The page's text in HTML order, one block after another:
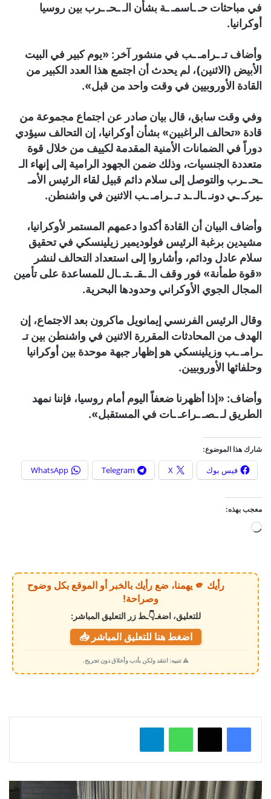
في مباحثات حـ ـاسمـ ـة بشأن الـ ـحـ ـرب بين روسيا
أوكرانيا.
وأضاف تـ ـرامـ ـب في منشور آخر: «يوم كبير في البيت
الأبيض (الاثنين)، لم يحدث أن اجتمع هذا العدد الكبير من
القادة الأوروبيين في وقت واحد من قبل».
وفي وقت سابق، قال بيان صادر عن اجتماع مجموعة من
قادة «تحالف الراغبين» بشأن أوكرانيا، إن التحالف سيؤدي
دوراً في الضمانات الأمنية المقدمة لكييف من خلال قوة
متعددة الجنسيات، وذلك ضمن الجهود الرامية إلى إنهاء الـ
ـحـ ـرب والتوصل إلى سلام دائم قبيل لقاء الرئيس الأمـ
ـيركـ ـي دونـ ـالـ ـد تـ ـرامـ ـب الاثنين في واشنطن.
وأضاف البيان أن القادة أكدوا دعمهم المستمر لأوكرانيا،
مشيدين برغبة الرئيس فولوديمير زيلينسكي في تحقيق
سلام عادل ودائم، وأشاروا إلى استعداد التحالف لنشر
«قوة طمأنة» فور وقف الـ ـقـ ـتـ ـال للمساعدة على تأمين
المجال الجوي الأوكراني وحدودها البحرية.
وقال الرئيس الفرنسي إيمانويل ماكرون بعد الاجتماع، إن
الهدف من المحادثات المقررة الاثنين في واشنطن بين تـ
ـرامـ ـب وزيلينسكي هو إظهار جبهة موحدة بين أوكرانيا
وحلفائها الأوروبيين.
وأضاف: «إذا أظهرنا ضعفاً اليوم أمام روسيا، فإننا نمهد
الطريق لـ ـصـ ـراعـ ـات في المستقبل».
شارك هذا الموضوع:
فيس بوك X
Telegram
WhatsApp
معجب بهذه:
ي
م
ي
رأيك 🫵 يهمنا، ضع رأيك بالخبر أو الموقع بكل وضوح
وصراحة!
للتعليق، اضغـ👇ـط زر التعليق المباشر:
اضغط هنا للتعليق المباشر 📥
⚠️ تنبيه: انتقد ولكن بأدب وأخلاق دون تجريح.
واتساب